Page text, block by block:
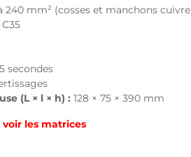
240 mm² (cosses et manchons cuivre
secondes
(L × l × h) : 128 × 75 × 390 mm
les matrices